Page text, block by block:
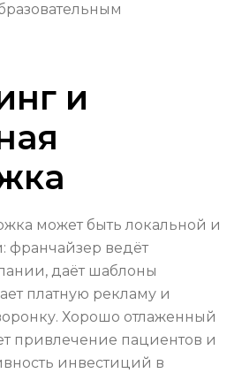
и
может быть локальной и
франчайзер ведёт
даёт шаблоны
платную рекламу и
Хорошо отлаженный
привлечение пациентов и
инвестиций в